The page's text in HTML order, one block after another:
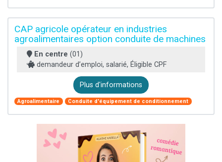
CAP agricole opérateur en industries
agroalimentaires option conduite de machines
En centre (01)
demandeur d’emploi, salarié, Éligible CPF
Plus d'informations
Agroalimentaire Conduite d'équipement de conditionnement